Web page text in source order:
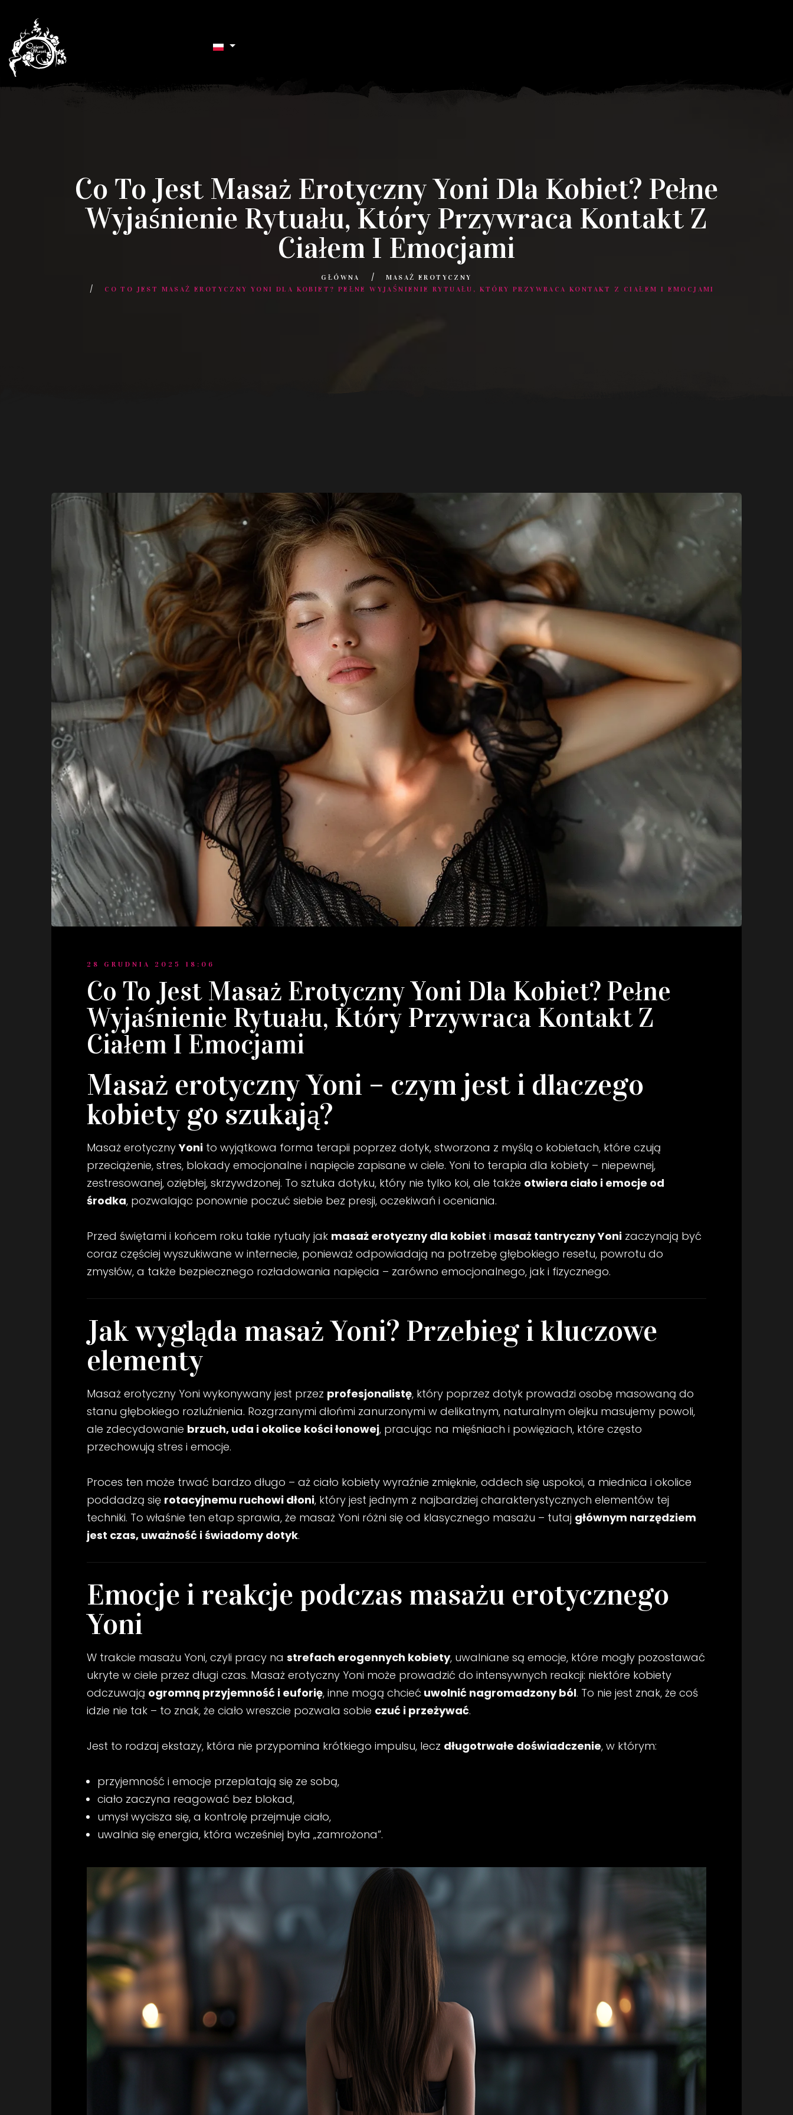
Co To Jest Masaż Erotyczny Yoni Dla Kobiet? Pełne
Wyjaśnienie Rytuału, Który Przywraca Kontakt Z
Ciałem I Emocjami
GŁÓWNA
MASAŻ EROTYCZNY
CO TO JEST MASAŻ EROTYCZNY YONI DLA KOBIET? PEŁNE WYJAŚNIENIE RYTUAŁU, KTÓRY PRZYWRACA KONTAKT Z CIAŁEM I EMOCJAMI
28 GRUDNIA 2025 18:06
Co To Jest Masaż Erotyczny Yoni Dla Kobiet? Pełne
Wyjaśnienie Rytuału, Który Przywraca Kontakt Z
Ciałem I Emocjami
Masaż erotyczny Yoni – czym jest i dlaczego
kobiety go szukają?
Masaż erotycznyYoni to wyjątkowa forma terapii poprzez dotyk, stworzona z myślą o kobietach, które czują
przeciążenie, stres, blokady emocjonalne i napięcie zapisane w ciele. Yoni to terapia dla kobiety – niepewnej,
zestresowanej, oziębłej, skrzywdzonej. To sztuka dotyku, który nie tylko koi, ale także otwiera ciało i emocje od
środka, pozwalając ponownie poczuć siebie bez presji, oczekiwań i oceniania.
Przed świętami i końcem roku takie rytuały jak masaż erotyczny dla kobiet i masaż tantryczny Yoni zaczynają być
coraz częściej wyszukiwane w internecie, ponieważ odpowiadają na potrzebę głębokiego resetu, powrotu do
zmysłów, a także bezpiecznego rozładowania napięcia – zarówno emocjonalnego, jak i fizycznego.
Jak wygląda masaż Yoni? Przebieg i kluczowe
elementy
Masaż erotyczny Yoni wykonywany jest przez profesjonalistę, który poprzez dotyk prowadzi osobę masowaną do
stanu głębokiego rozluźnienia. Rozgrzanymi dłońmi zanurzonymi w delikatnym, naturalnym olejku masujemy powoli,
ale zdecydowanie brzuch, uda i okolice kości łonowej, pracując na mięśniach i powięziach, które często
przechowują stres i emocje.
Proces ten może trwać bardzo długo – aż ciało kobiety wyraźnie zmięknie, oddech się uspokoi, a miednica i okolice
poddadzą się rotacyjnemu ruchowi dłoni, który jest jednym z najbardziej charakterystycznych elementów tej
techniki. To właśnie ten etap sprawia, że masaż Yoni różni się od klasycznego masażu – tutaj głównym narzędziem
jest czas, uważność i świadomy dotyk.
Emocje i reakcje podczas masażu erotycznego
Yoni
W trakcie masażu Yoni, czyli pracy na strefach erogennych kobiety, uwalniane są emocje, które mogły pozostawać
ukryte w ciele przez długi czas. Masaż erotyczny Yoni może prowadzić do intensywnych reakcji: niektóre kobiety
odczuwają ogromną przyjemność i euforię, inne mogą chcieć uwolnić nagromadzony ból. To nie jest znak, że coś
idzie nie tak – to znak, że ciało wreszcie pozwala sobie czuć i przeżywać.
Jest to rodzaj ekstazy, która nie przypomina krótkiego impulsu, lecz długotrwałe doświadczenie, w którym:
przyjemność i emocje przeplatają się ze sobą,
ciało zaczyna reagować bez blokad,
umysł wycisza się, a kontrolę przejmuje ciało,
uwalnia się energia, która wcześniej była „zamrożona”.